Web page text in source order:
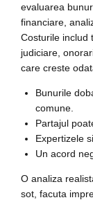
evaluarea
financiare,
Costurile includ
judiciare,
care creste
Bunurile
comune.
Partajul
Expertizele
Un acord
O analiza
sot, facuta